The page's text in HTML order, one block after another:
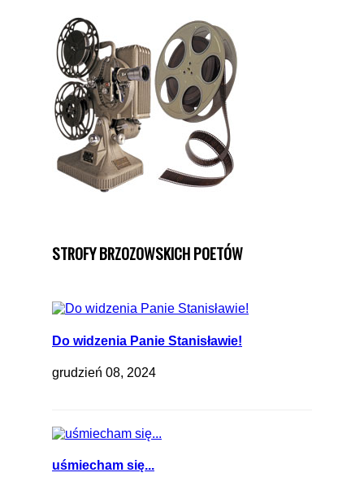
STROFY BRZOZOWSKICH POETÓW
Do widzenia Panie Stanisławie!
grudzień 08, 2024
uśmiecham się...